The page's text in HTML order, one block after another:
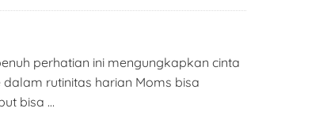
perhatian ini mengungkapkan cinta
rutinitas harian Moms bisa
bisa …